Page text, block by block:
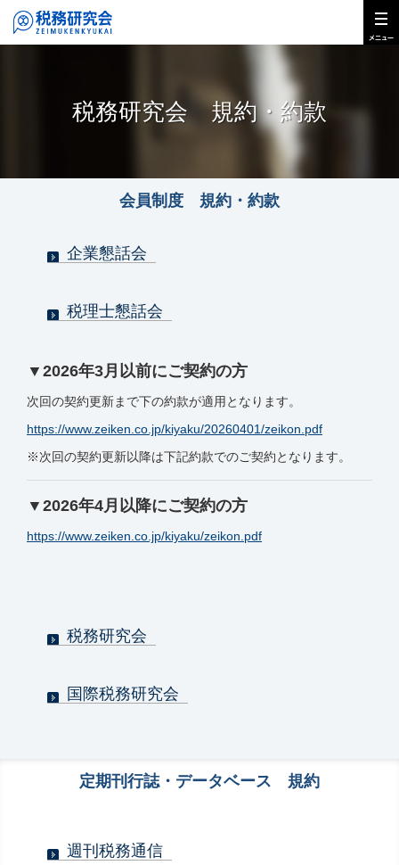
税務研究会 規約・約款
会員制度 規約・約款
企業懇話会
税理士懇話会
▼2026年3月以前にご契約の方
次回の契約更新まで下の約款が適用となります。
https://www.zeiken.co.jp/kiyaku/20260401/zeikon.pdf
※次回の契約更新以降は下記約款でのご契約となります。
▼2026年4月以降にご契約の方
https://www.zeiken.co.jp/kiyaku/zeikon.pdf
税務研究会
国際税務研究会
定期刊行誌・データベース 規約
週刊税務通信